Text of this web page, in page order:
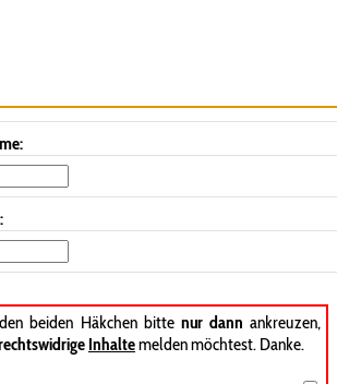
beiden Häkchen bitte nur dann ankreuzen,
Inhaltemelden möchtest. Danke.